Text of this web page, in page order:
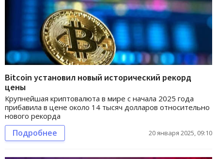
Bitcoin установил новый исторический рекорд
цены
Крупнейшая криптовалюта в мире с начала 2025 года
прибавила в цене около 14 тысяч долларов относительно
нового рекорда
Подробнее 20 января 2025, 09:10